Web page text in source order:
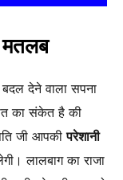
मतलब
देने वाला सपना
का संकेत है की
जी आपकीपरेशानी
लालबाग का राजा